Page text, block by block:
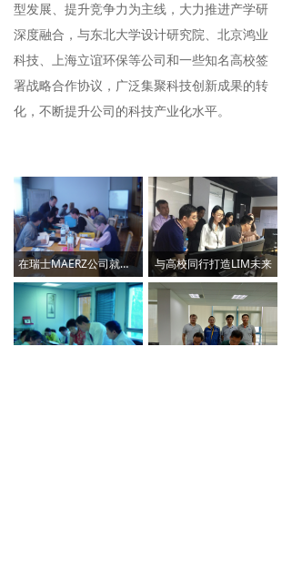
型发展、提升竞争力为主线，大力推进产学研
深度融合，与东北大学设计研究院、北京鸿业
科技、上海立谊环保等公司和一些知名高校签
署战略合作协议，广泛集聚科技创新成果的转
化，不断提升公司的科技产业化水平。
在瑞士MAERZ公司就马钢新区石灰窑项目进行技术交流 与高校同行打造LIM未来